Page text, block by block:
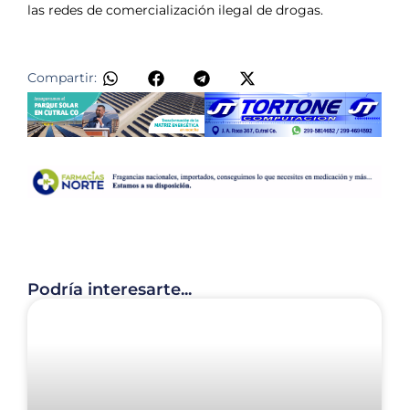
las redes de comercialización ilegal de drogas.
Compartir:
Podría interesarte...